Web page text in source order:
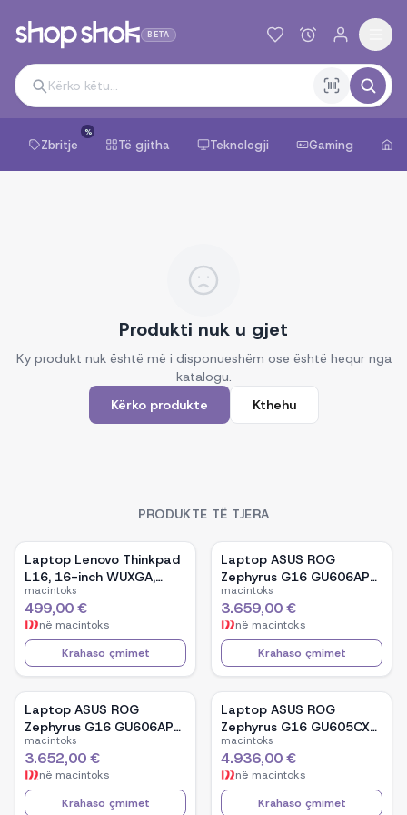
BETA
Zbritje
%
Të gjitha Teknologji Gaming
Produkti nuk u gjet
Ky produkt nuk është më i disponueshëm ose është hequr nga
katalogu.
Kërko produkte
Kthehu
PRODUKTE TË TJERA
Laptop Lenovo Thinkpad
L16, 16-inch WUXGA,
AMD Ryzen 5 Pro-7535U,
16GB Ram DDR5, 512GB
SSD - Black
macintoks
499,00 €
në macintoks
Krahaso çmimet
Laptop ASUS ROG
Zephyrus G16 GU606AP-
TB039W, 16-inch OLED,
Intel Core Ultra 9 386H,
NVIDIA GeForce RTX
5070, 32GB RAM, 1TB
SSD, Windows 11 - White
macintoks
3.659,00 €
në macintoks
Krahaso çmimet
Laptop ASUS ROG
Zephyrus G16 GU606AP-
TB041W, 16-inch OLED,
Intel Core Ultra 9 386H,
NVIDIA GeForce RTX
5070, 32GB RAM, 1TB
macintoks
3.652,00 €
në macintoks
Krahaso çmimet
Laptop ASUS ROG
Zephyrus G16 GU605CX-
QR106W, 16-inch WQXGA
OLED, Intel Core Ultra 9
285H, NVIDIA GeForce
RTX 5090, 32GB RAM,
macintoks
4.936,00 €
në macintoks
Krahaso çmimet